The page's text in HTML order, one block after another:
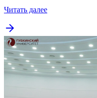
Читать далее